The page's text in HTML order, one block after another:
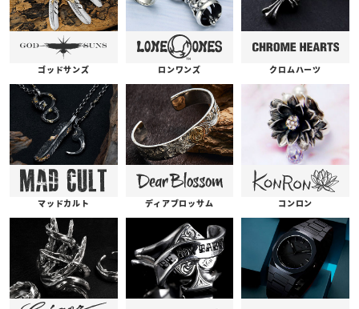
ゴッドサンズ ロンワンズ クロムハーツ
マッドカルト ディアブロッサム コンロン